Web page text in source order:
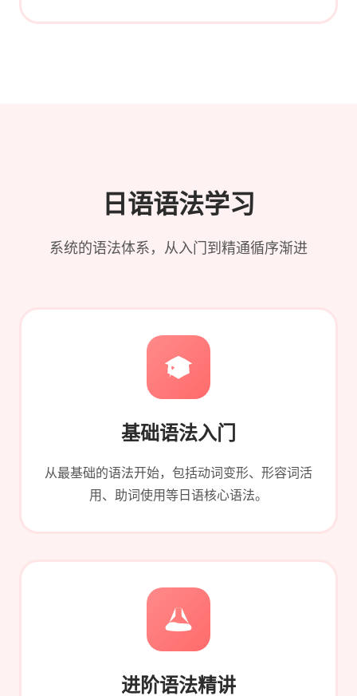
日语语法学习
系统的语法体系，从入门到精通循序渐进
基础语法入门
从最基础的语法开始，包括动词变形、形容词活
用、助词使用等日语核心语法。
进阶语法精讲